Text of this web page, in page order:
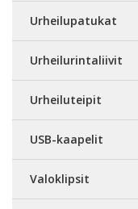
Urheilupatukat
Urheilurintaliivit
Urheiluteipit
USB-kaapelit
Valoklipsit